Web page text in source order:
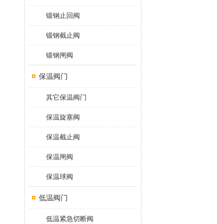
锻钢止回阀
锻钢截止阀
锻钢闸阀
保温阀门
其它保温阀门
保温旋塞阀
保温截止阀
保温闸阀
保温球阀
低温阀门
低温紧急切断阀